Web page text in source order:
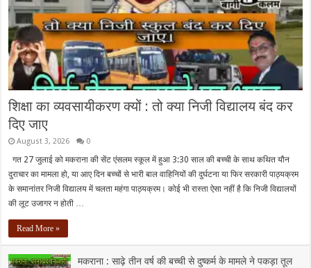
शिक्षा का व्यवसायीकरण क्यों : तो क्या निजी विद्यालय बंद कर
दिए जाए
August 3, 2026 0
गत 27 जुलाई को मकराना की सेंट एंसलम स्कूल में हुआ 3:30 साल की बच्ची के साथ कथित यौन
दुराचार का मामला हो, या आए दिन बच्चों से भारी बाल वाहिनियों की दुर्घटना या फिर सरकारी पाठ्यक्रम
के समानांतर निजी विद्यालय में चलता महंगा पाठ्यक्रम। कोई भी रास्ता ऐसा नहीं है कि निजी विद्यालयों
की लूट उजागर न होती …
Read More »
मकराना : साढ़े तीन वर्ष की बच्ची से दुष्कर्म के मामले ने पकड़ा तूल